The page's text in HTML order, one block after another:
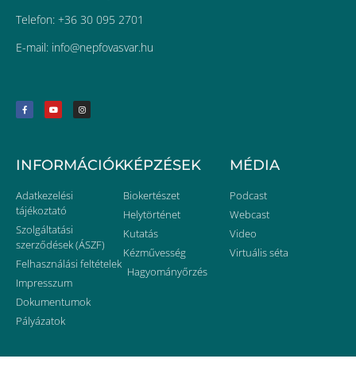
Telefon: +36 30 095 2701
E-mail: uh.ravsavofpen@ofni
INFORMÁCIÓK
Adatkezelési
tájékoztató
Szolgáltatási
szerződések (ÁSZF)
Felhasználási feltételek
Impresszum
Dokumentumok
Pályázatok
KÉPZÉSEK
Biokertészet
Helytörténet
Kutatás
Kézművesség
Hagyományőrzés
MÉDIA
Podcast
Webcast
Video
Virtuális séta